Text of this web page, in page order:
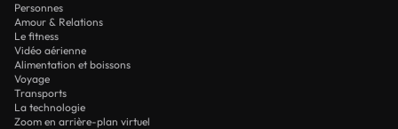
Personnes
Amour & Relations
Le fitness
Vidéo aérienne
Alimentation et boissons
Voyage
Transports
La technologie
Zoom en arrière-plan virtuel